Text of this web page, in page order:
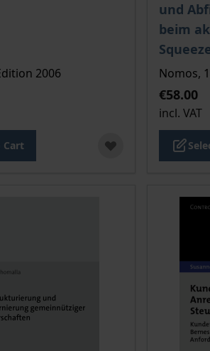
2006
Cart
und
beim
Nomos,
€58.00
incl. VAT